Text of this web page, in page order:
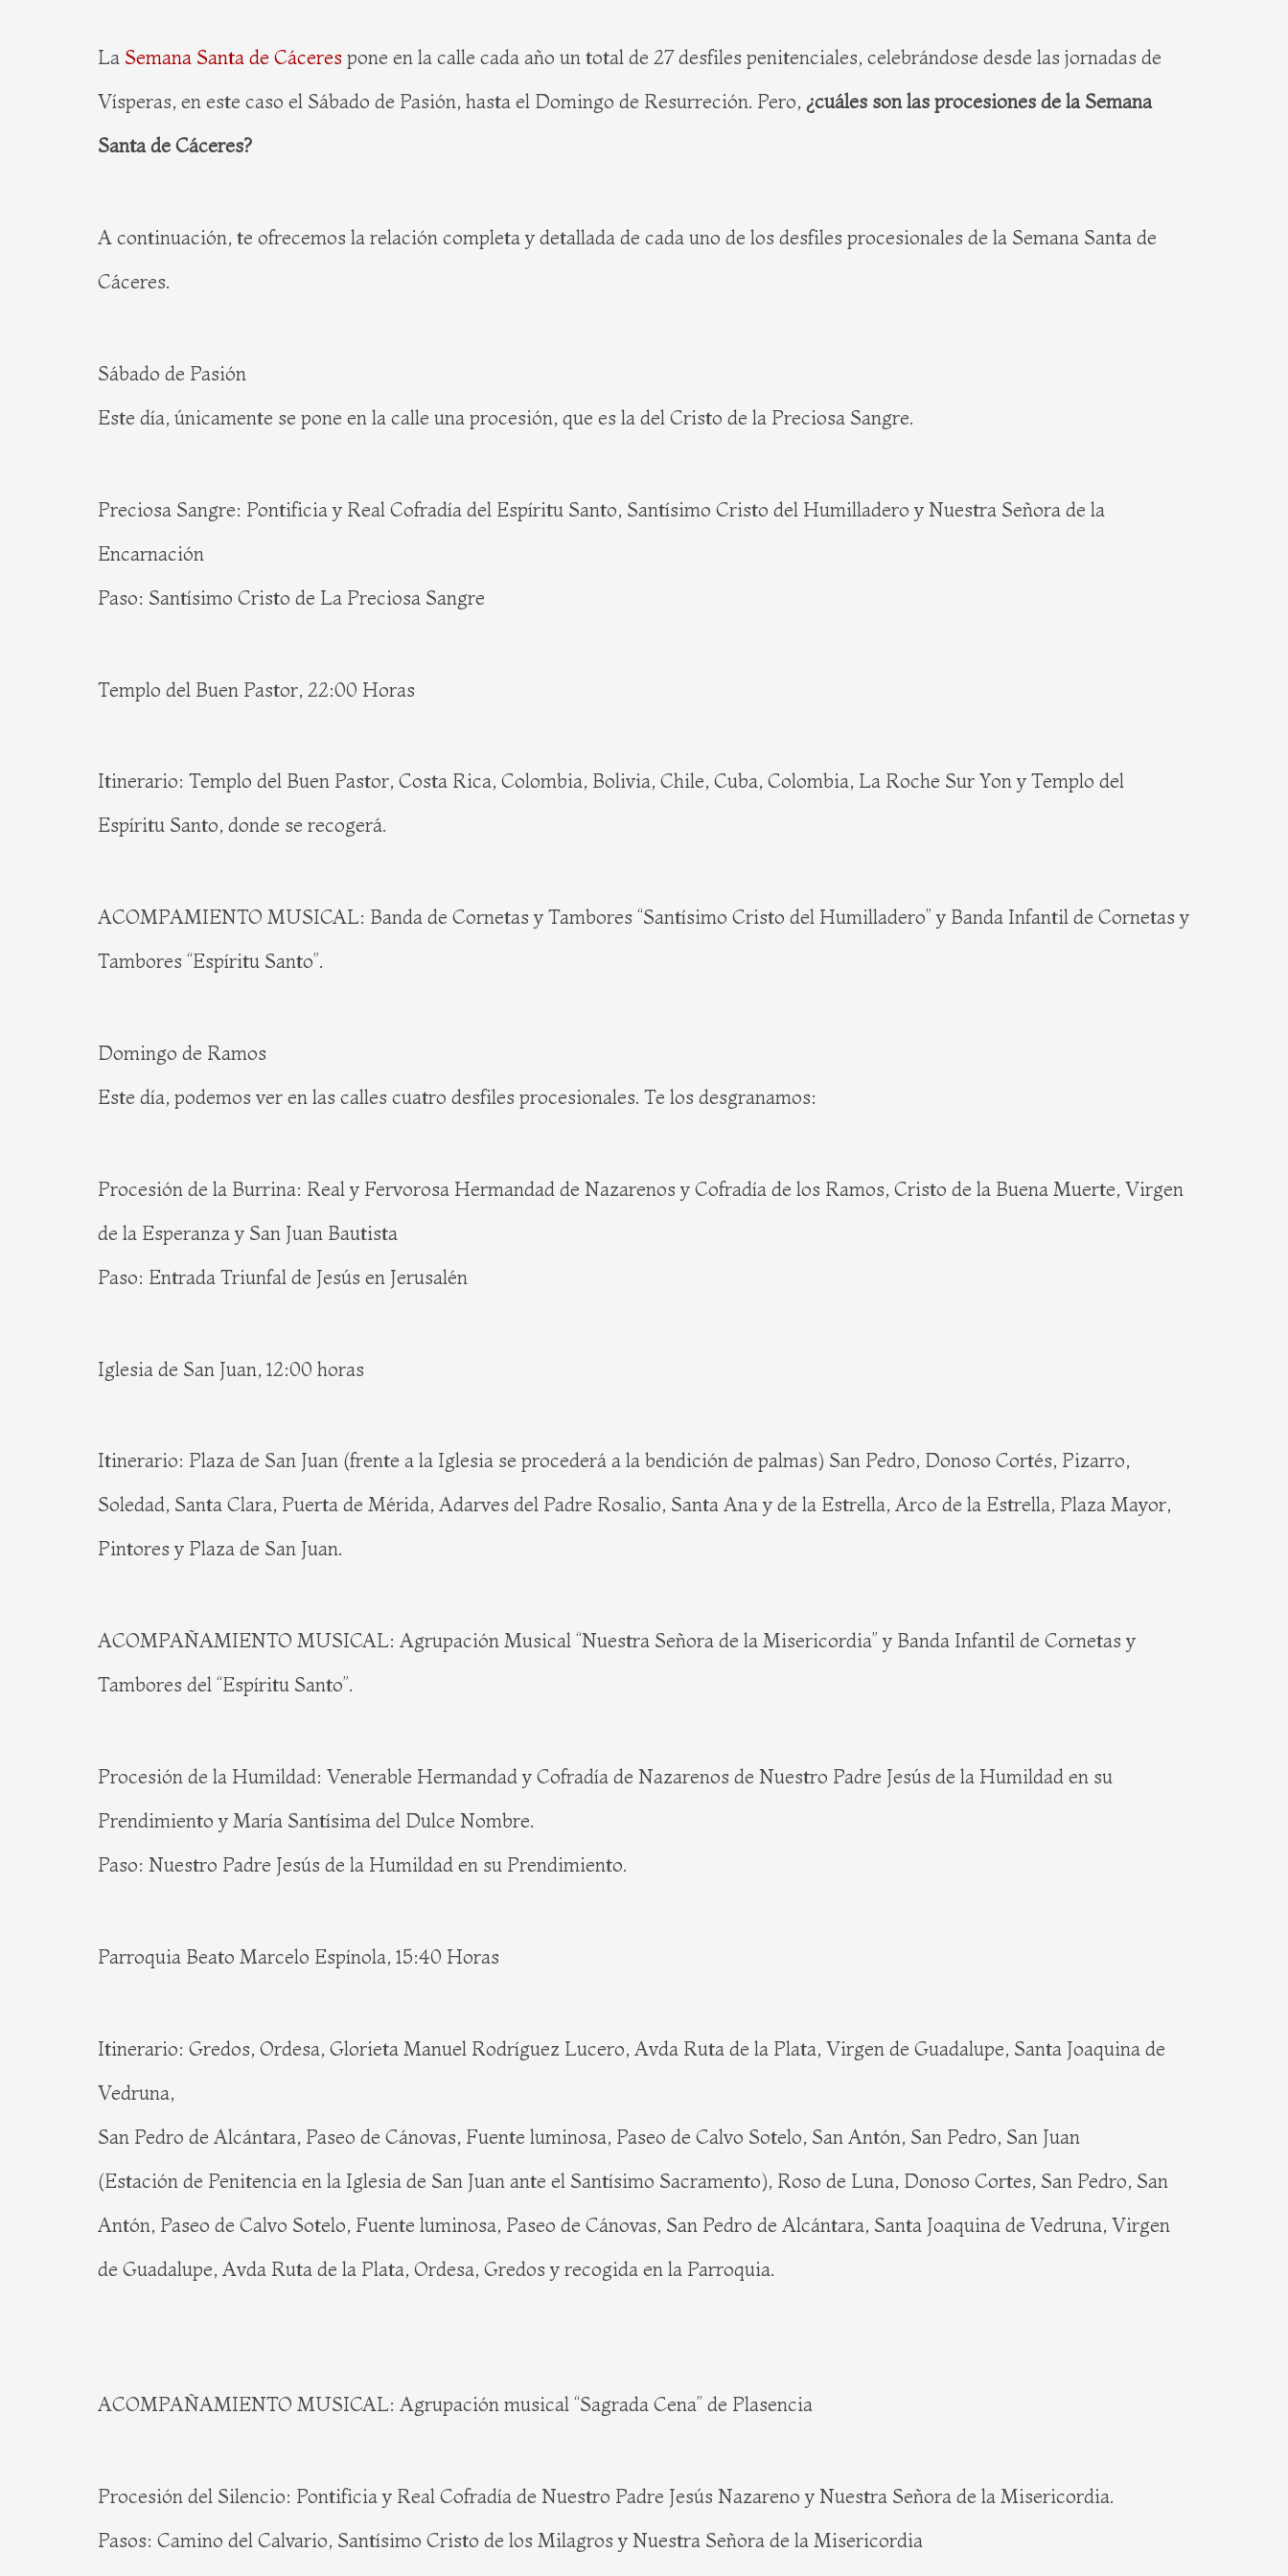
La Semana Santa de Cáceres pone en la calle cada año un total de 27 desfiles penitenciales, celebrándose desde las jornadas de
Vísperas, en este caso el Sábado de Pasión, hasta el Domingo de Resurreción. Pero, ¿cuáles son las procesiones de la Semana
Santa de Cáceres?
A continuación, te ofrecemos la relación completa y detallada de cada uno de los desfiles procesionales de la Semana Santa de
Cáceres.
Sábado de Pasión
Este día, únicamente se pone en la calle una procesión, que es la del Cristo de la Preciosa Sangre.
Preciosa Sangre: Pontificia y Real Cofradía del Espíritu Santo, Santísimo Cristo del Humilladero y Nuestra Señora de la
Encarnación
Paso: Santísimo Cristo de La Preciosa Sangre
Templo del Buen Pastor, 22:00 Horas
Itinerario: Templo del Buen Pastor, Costa Rica, Colombia, Bolivia, Chile, Cuba, Colombia, La Roche Sur Yon y Templo del
Espíritu Santo, donde se recogerá.
ACOMPAMIENTO MUSICAL: Banda de Cornetas y Tambores “Santísimo Cristo del Humilladero” y Banda Infantil de Cornetas y
Tambores “Espíritu Santo”.
Domingo de Ramos
Este día, podemos ver en las calles cuatro desfiles procesionales. Te los desgranamos:
Procesión de la Burrina: Real y Fervorosa Hermandad de Nazarenos y Cofradía de los Ramos, Cristo de la Buena Muerte, Virgen
de la Esperanza y San Juan Bautista
Paso: Entrada Triunfal de Jesús en Jerusalén
Iglesia de San Juan, 12:00 horas
Itinerario: Plaza de San Juan (frente a la Iglesia se procederá a la bendición de palmas) San Pedro, Donoso Cortés, Pizarro,
Soledad, Santa Clara, Puerta de Mérida, Adarves del Padre Rosalio, Santa Ana y de la Estrella, Arco de la Estrella, Plaza Mayor,
Pintores y Plaza de San Juan.
ACOMPAÑAMIENTO MUSICAL: Agrupación Musical “Nuestra Señora de la Misericordia” y Banda Infantil de Cornetas y
Tambores del “Espíritu Santo”.
Procesión de la Humildad: Venerable Hermandad y Cofradía de Nazarenos de Nuestro Padre Jesús de la Humildad en su
Prendimiento y María Santísima del Dulce Nombre.
Paso: Nuestro Padre Jesús de la Humildad en su Prendimiento.
Parroquia Beato Marcelo Espínola, 15:40 Horas
Itinerario: Gredos, Ordesa, Glorieta Manuel Rodríguez Lucero, Avda Ruta de la Plata, Virgen de Guadalupe, Santa Joaquina de
Vedruna,
San Pedro de Alcántara, Paseo de Cánovas, Fuente luminosa, Paseo de Calvo Sotelo, San Antón, San Pedro, San Juan
(Estación de Penitencia en la Iglesia de San Juan ante el Santísimo Sacramento), Roso de Luna, Donoso Cortes, San Pedro, San
Antón, Paseo de Calvo Sotelo, Fuente luminosa, Paseo de Cánovas, San Pedro de Alcántara, Santa Joaquina de Vedruna, Virgen
de Guadalupe, Avda Ruta de la Plata, Ordesa, Gredos y recogida en la Parroquia.
ACOMPAÑAMIENTO MUSICAL: Agrupación musical “Sagrada Cena” de Plasencia
Procesión del Silencio: Pontificia y Real Cofradía de Nuestro Padre Jesús Nazareno y Nuestra Señora de la Misericordia.
Pasos: Camino del Calvario, Santísimo Cristo de los Milagros y Nuestra Señora de la Misericordia